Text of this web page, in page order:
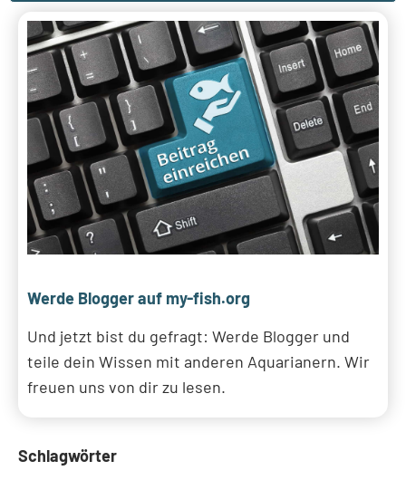
Werde Blogger auf my-fish.org
Und jetzt bist du gefragt: Werde Blogger und
teile dein Wissen mit anderen Aquarianern. Wir
freuen uns von dir zu lesen.
Schlagwörter